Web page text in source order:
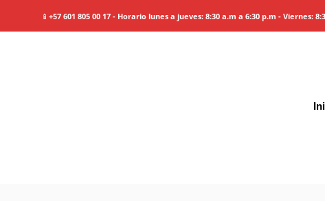
📱 +57 601 805 00 17 - Horario lunes a jueves: 8:30 a.m a 6:30 p.m - Viernes: